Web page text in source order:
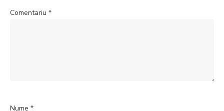
Comentariu *
Nume *